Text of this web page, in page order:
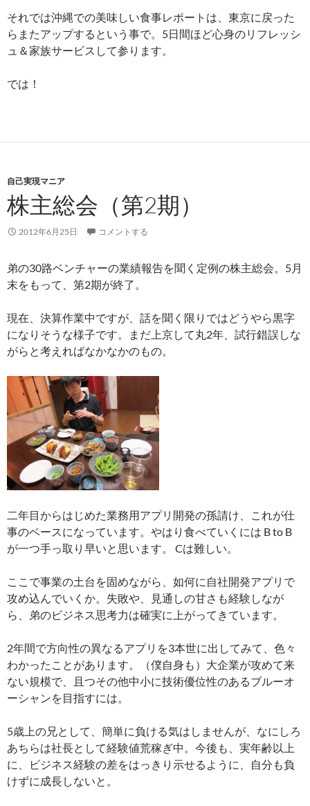
それでは沖縄での美味しい食事レポートは、東京に戻った
らまたアップするという事で。5日間ほど心身のリフレッシ
ュ＆家族サービスして参ります。
では！
自己実現マニア
株主総会（第2期）
2012年6月25日 コメントする
弟の30路ベンチャーの業績報告を聞く定例の株主総会。5月
末をもって、第2期が終了。
現在、決算作業中ですが、話を聞く限りではどうやら黒字
になりそうな様子です。まだ上京して丸2年、試行錯誤しな
がらと考えればなかなかのもの。
二年目からはじめた業務用アプリ開発の孫請け、これが仕
事のベースになっています。やはり食べていくには B to B
が一つ手っ取り早いと思います。 Cは難しい。
ここで事業の土台を固めながら、如何に自社開発アプリで
攻め込んでいくか。失敗や、見通しの甘さも経験しなが
ら、弟のビジネス思考力は確実に上がってきています。
2年間で方向性の異なるアプリを3本世に出してみて、色々
わかったことがあります。（僕自身も）大企業が攻めて来
ない規模で、且つその他中小に技術優位性のあるブルーオ
ーシャンを目指すには。
5歳上の兄として、簡単に負ける気はしませんが、なにしろ
あちらは社長として経験値荒稼ぎ中。今後も、実年齢以上
に、ビジネス経験の差をはっきり示せるように、自分も負
けずに成長しないと。